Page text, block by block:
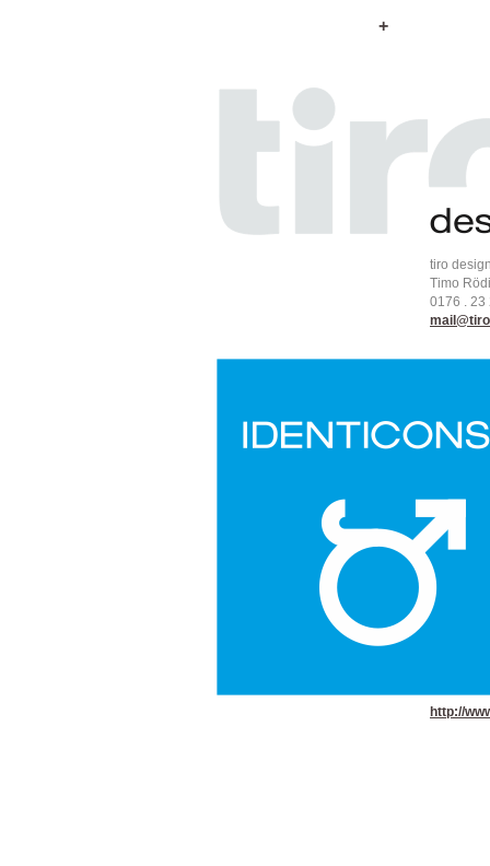
+
tiro
Timo
0176 . 23
http://